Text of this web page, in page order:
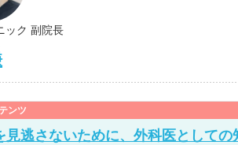
ック 副院長
ンツ
見逃さないために、外科医として